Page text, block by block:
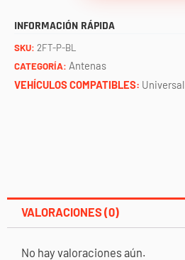
Marshin
whips
INFORMACIÓN RÁPIDA
SKU: 2FT-P-BL
CATEGORÍA: Antenas
VEHÍCULOS COMPATIBLES: Universal
VALORACIONES (0)
No hay valoraciones aún.